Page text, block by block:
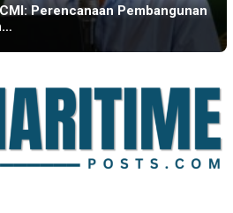
Perencanaan Pembangunan